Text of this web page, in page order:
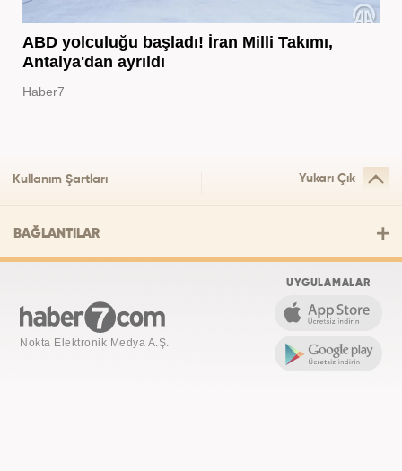
ABD yolculuğu başladı! İran Milli Takımı,
Antalya'dan ayrıldı
Haber7
Kullanım Şartları Yukarı Çık
BAĞLANTILAR
Nokta Elektronik Medya A.Ş.
UYGULAMALAR